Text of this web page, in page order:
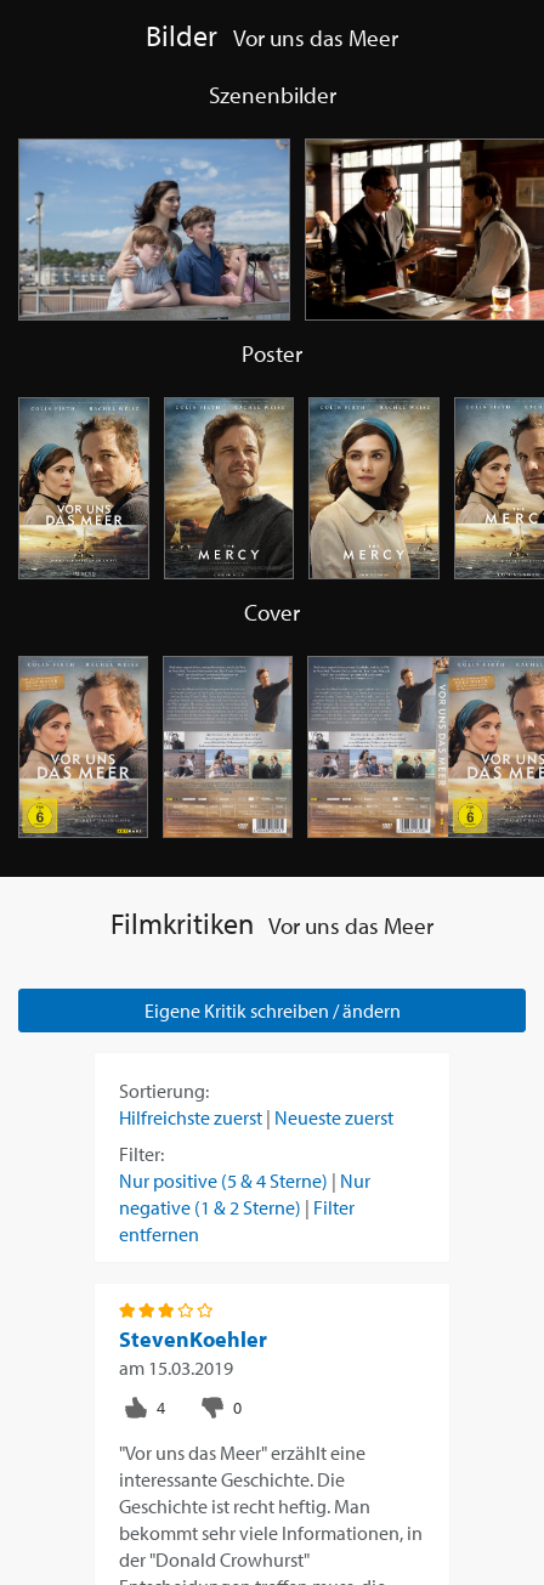
Bilder Vor uns das Meer
Szenenbilder
Poster
Cover
Filmkritiken Vor uns das Meer
Eigene Kritik schreiben / ändern
Sortierung:
Hilfreichste zuerst | Neueste zuerst
Filter:
Nur positive (5 & 4 Sterne) | Nur
negative (1 & 2 Sterne) | Filter
entfernen
StevenKoehler
am 15.03.2019
"Vor uns das Meer" erzählt eine
interessante Geschichte. Die
Geschichte ist recht heftig. Man
bekommt sehr viele Informationen, in
der "Donald Crowhurst"